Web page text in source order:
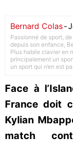
Bernard Colas-
Passionné de sport,
depuis son enfance,
Plus habile clavier en
principalement un
un sport qui n’en est
Face à
France doit
Kylian
match